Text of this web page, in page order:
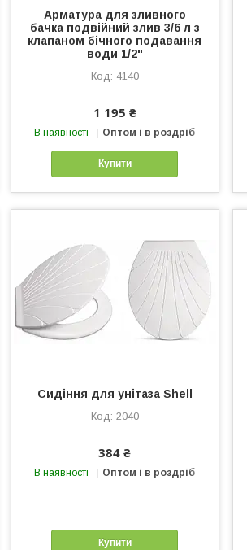
Арматура для зливного
бачка подвійний злив 3/6 л з
клапаном бічного подавання
води 1/2"
4140
1 195 ₴
В наявності Оптом і в роздріб
Купити
Сидіння для унітаза Shell
2040
384 ₴
В наявності Оптом і в роздріб
Купити